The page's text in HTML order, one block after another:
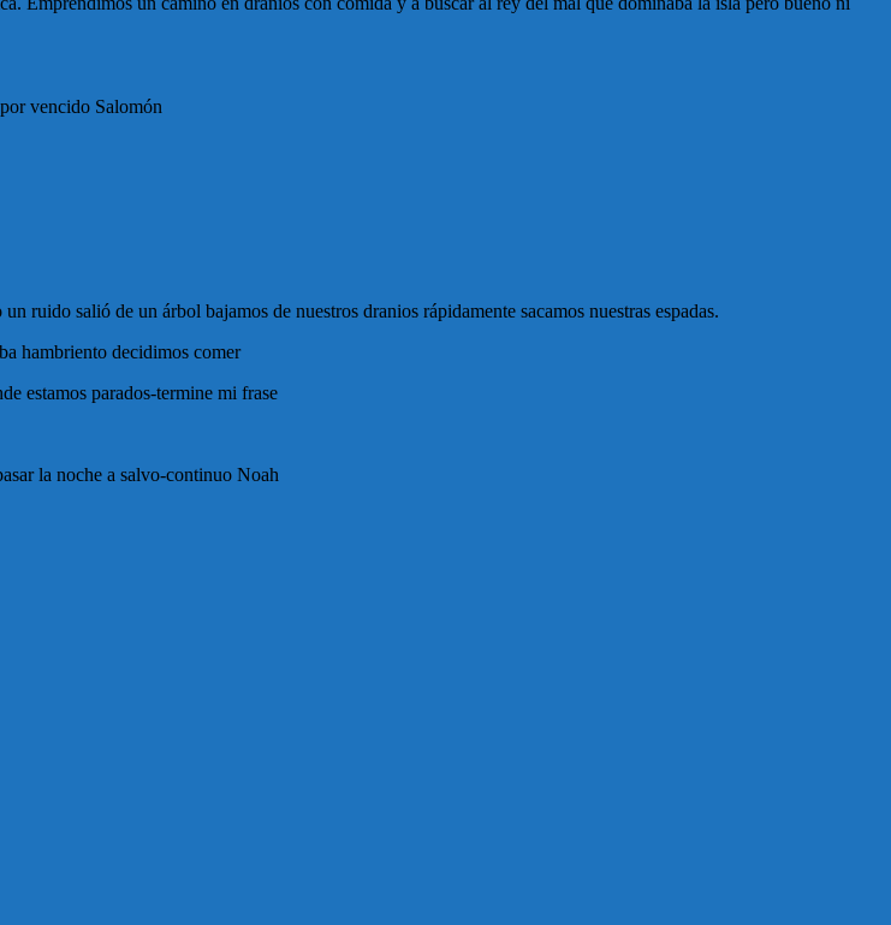
vencido Salomón
ruido salió de un árbol bajamos de nuestros dranios rápidamente sacamos nuestras espadas.
hambriento decidimos comer
estamos parados-termine mi frase
la noche a salvo-continuo Noah